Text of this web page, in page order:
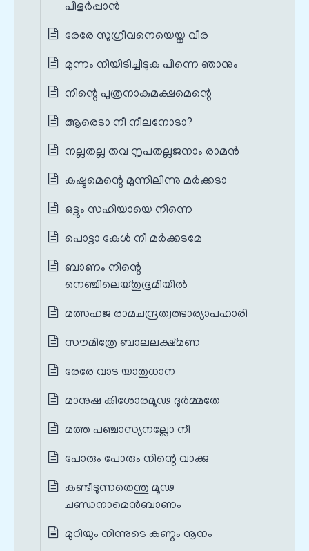
പിളര്‍പ്പാൻ
രേരേ സുഗ്രീവനെയെയ്ത വീര
മുന്നം നീയിടിച്ചീടുക പിന്നെ ഞാനും
നിന്റെ പുത്രനാകുമക്ഷമെന്റെ
ആരെടാ നീ നീലനോടാ?
നല്ലതല്ല തവ നൃപതല്ലജനാം രാമന്‍
കഷ്ടമെന്റെ മുന്നിലിന്നു മര്‍ക്കടാ
ഒട്ടും സഹിയായെ നിന്നെ
പൊട്ടാ കേൾ നീ മര്‍ക്കടമേ
ബാണം നിന്റെ
നെഞ്ചിലെയ്തുഭൂമിയില്‍
മത്സഹജ രാമചന്ദ്രത്വത്ഭാര്യാപഹാരി
സൗമിത്രേ ബാലലക്ഷ്മണ
രേരേ വാട യാതുധാന
മാനുഷ കിശോരമൂഢ ദുര്‍മ്മതേ
മത്ത പഞ്ചാസ്യനല്ലോ നീ
പോരും പോരും നിന്റെ വാക്കു
കണ്ടീടുന്നതെന്തു മൂഢ
ചണ്ഡനാമെന്‍ബാണം
മുറിയും നിന്നുടെ കണ്ഠം നൂനം